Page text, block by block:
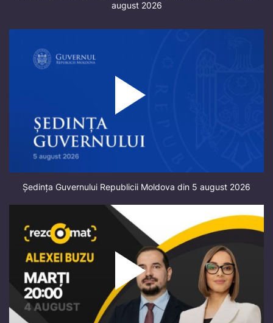
august 2026
Ședința Guvernului Republicii Moldova din 5 august 2026